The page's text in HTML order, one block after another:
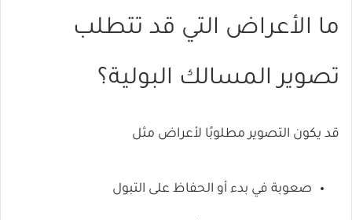
ما الأعراض التي قد تتطلب
تصوير المسالك البولية؟
قد يكون التصوير مطلوبًا لأعراض مثل
صعوبة في بدء أو الحفاظ على التبول